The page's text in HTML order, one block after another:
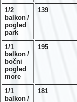
1/2
balkon /
pogled
park
139
1/1
balkon /
bočni
pogled
more
195
1/1
balkon /
181